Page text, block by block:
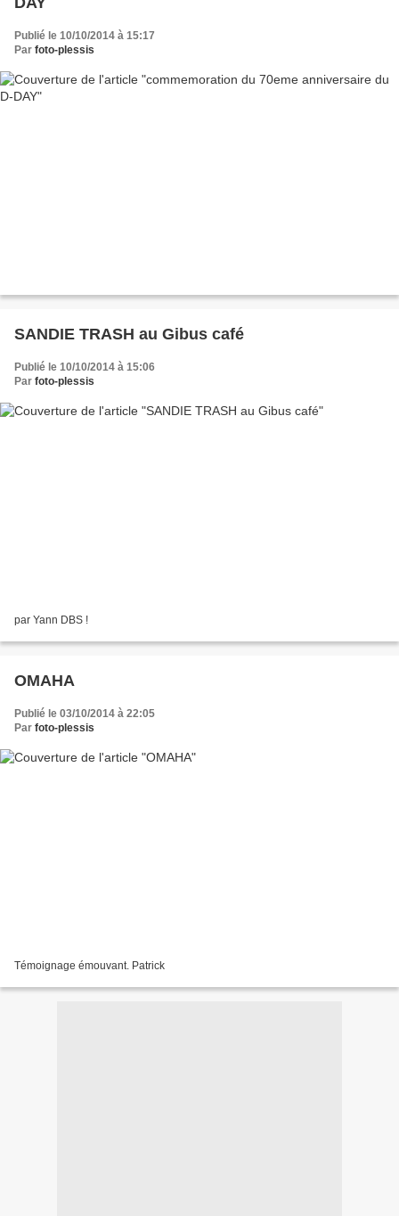
Publié le 10/10/2014 à 15:17
Par foto-plessis
SANDIE TRASH au Gibus café
Publié le 10/10/2014 à 15:06
Par foto-plessis
par Yann DBS !
OMAHA
Publié le 03/10/2014 à 22:05
Par foto-plessis
Témoignage émouvant. Patrick